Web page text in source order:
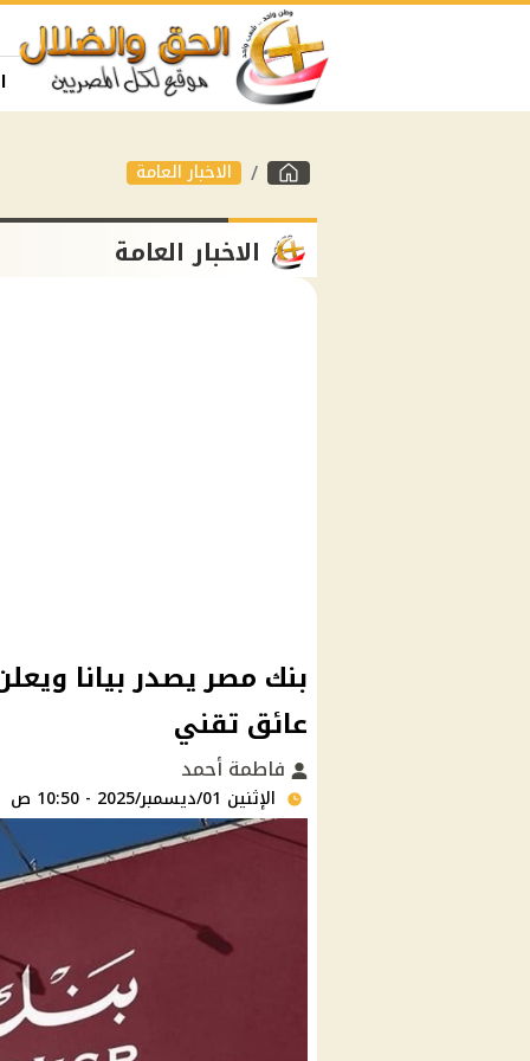
الاخبار العامة
الاخبار العامة
بنك مصر يصدر بيانا
عائق تقني
فاطمة أحمد
الإثنين 01/ديسمبر/2025 - 10:50 ص